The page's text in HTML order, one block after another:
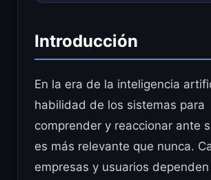
Introducción
En la era de la inteligencia
habilidad de los sistemas para
comprender y reaccionar ante
es más relevante que nunca.
empresas y usuarios